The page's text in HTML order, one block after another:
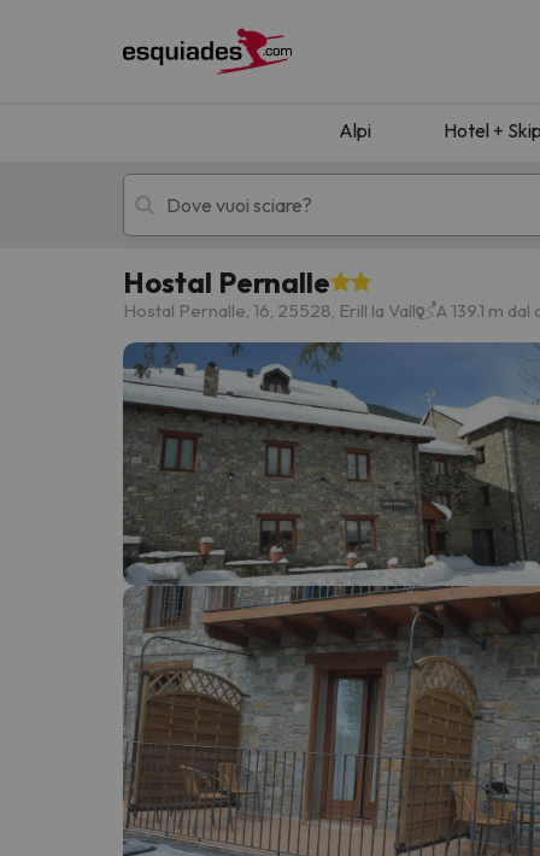
Alpi Hotel +
Hotel + skipass Hotel di
Ops, non abbiamo trovato alcun risultato
Sembra che il nostro ricercatore abbia
Hostal Pernalle
Hostal Pernalle, 16, 25528, Erill la Vall A 139.1 m